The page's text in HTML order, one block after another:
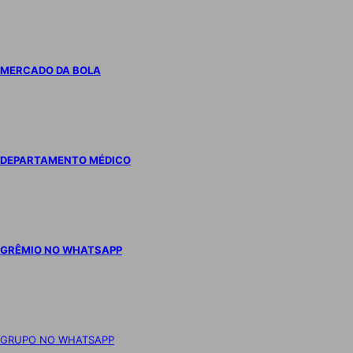
MERCADO DA BOLA
DEPARTAMENTO MÉDICO
GRÊMIO NO WHATSAPP
GRUPO NO WHATSAPP